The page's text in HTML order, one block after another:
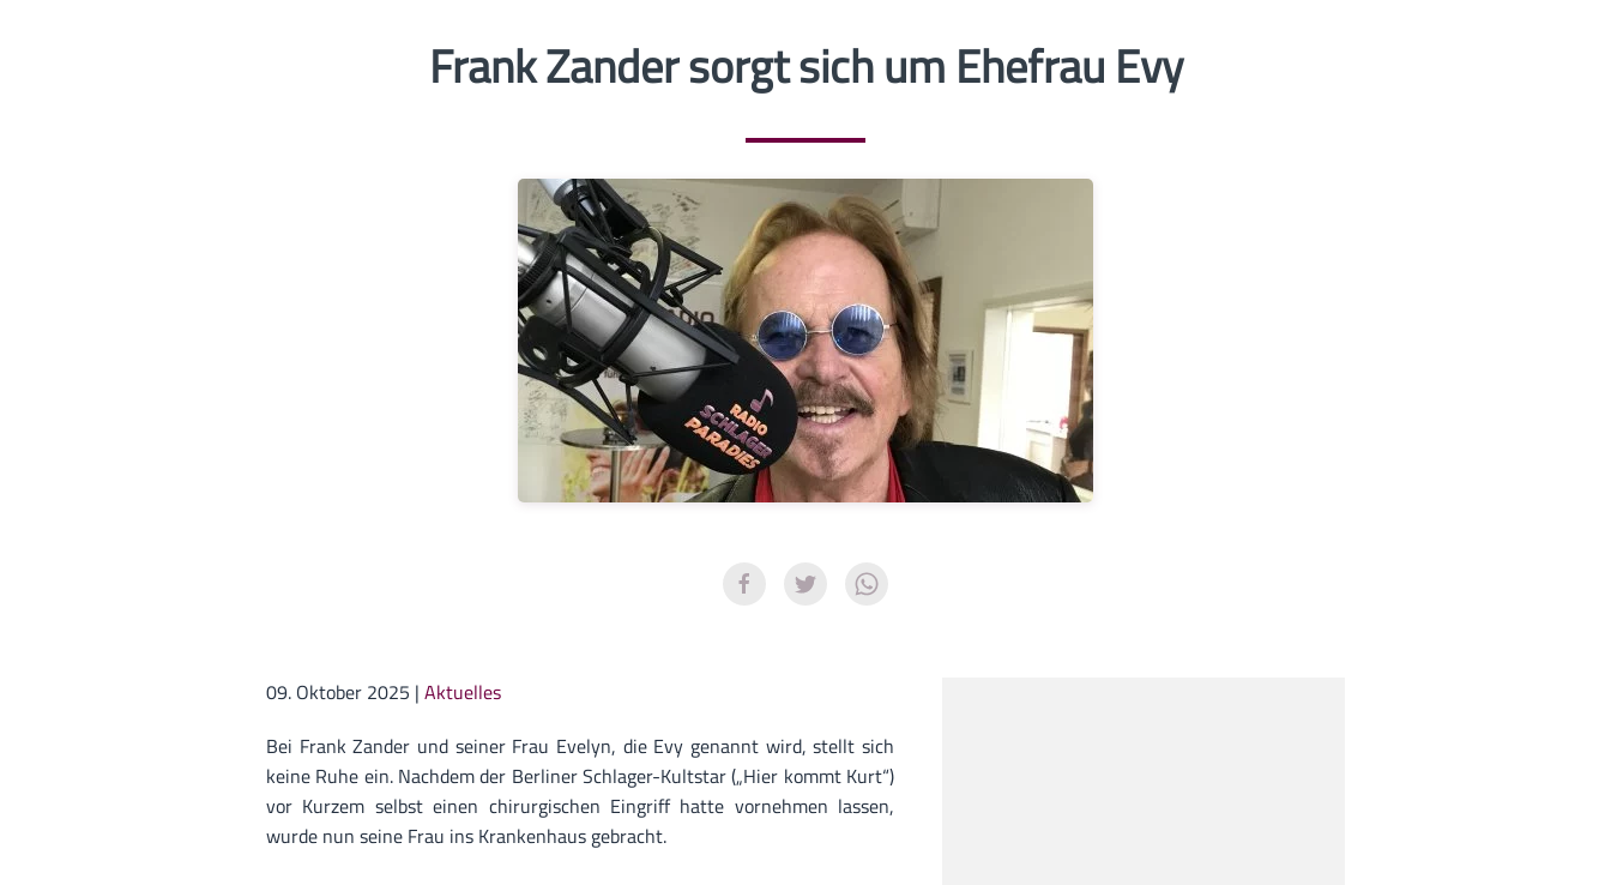
Frank Zander sorgt sich um Ehefrau Evy
09. Oktober 2025 | Aktuelles
Bei Frank Zander und seiner Frau Evelyn, die Evy genannt wird, stellt sich
keine Ruhe ein. Nachdem der Berliner Schlager-Kultstar („Hier kommt Kurt“)
vor Kurzem selbst einen chirurgischen Eingriff hatte vornehmen lassen,
wurde nun seine Frau ins Krankenhaus gebracht.